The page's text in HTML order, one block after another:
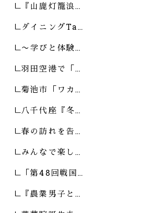
『山鹿灯籠浪…
ダイニングTa…
〜学びと体験…
羽田空港で「…
菊池市「ワカ…
八千代座『冬…
春の訪れを告…
みんなで楽し…
「第48回戦国…
『農業男子と…